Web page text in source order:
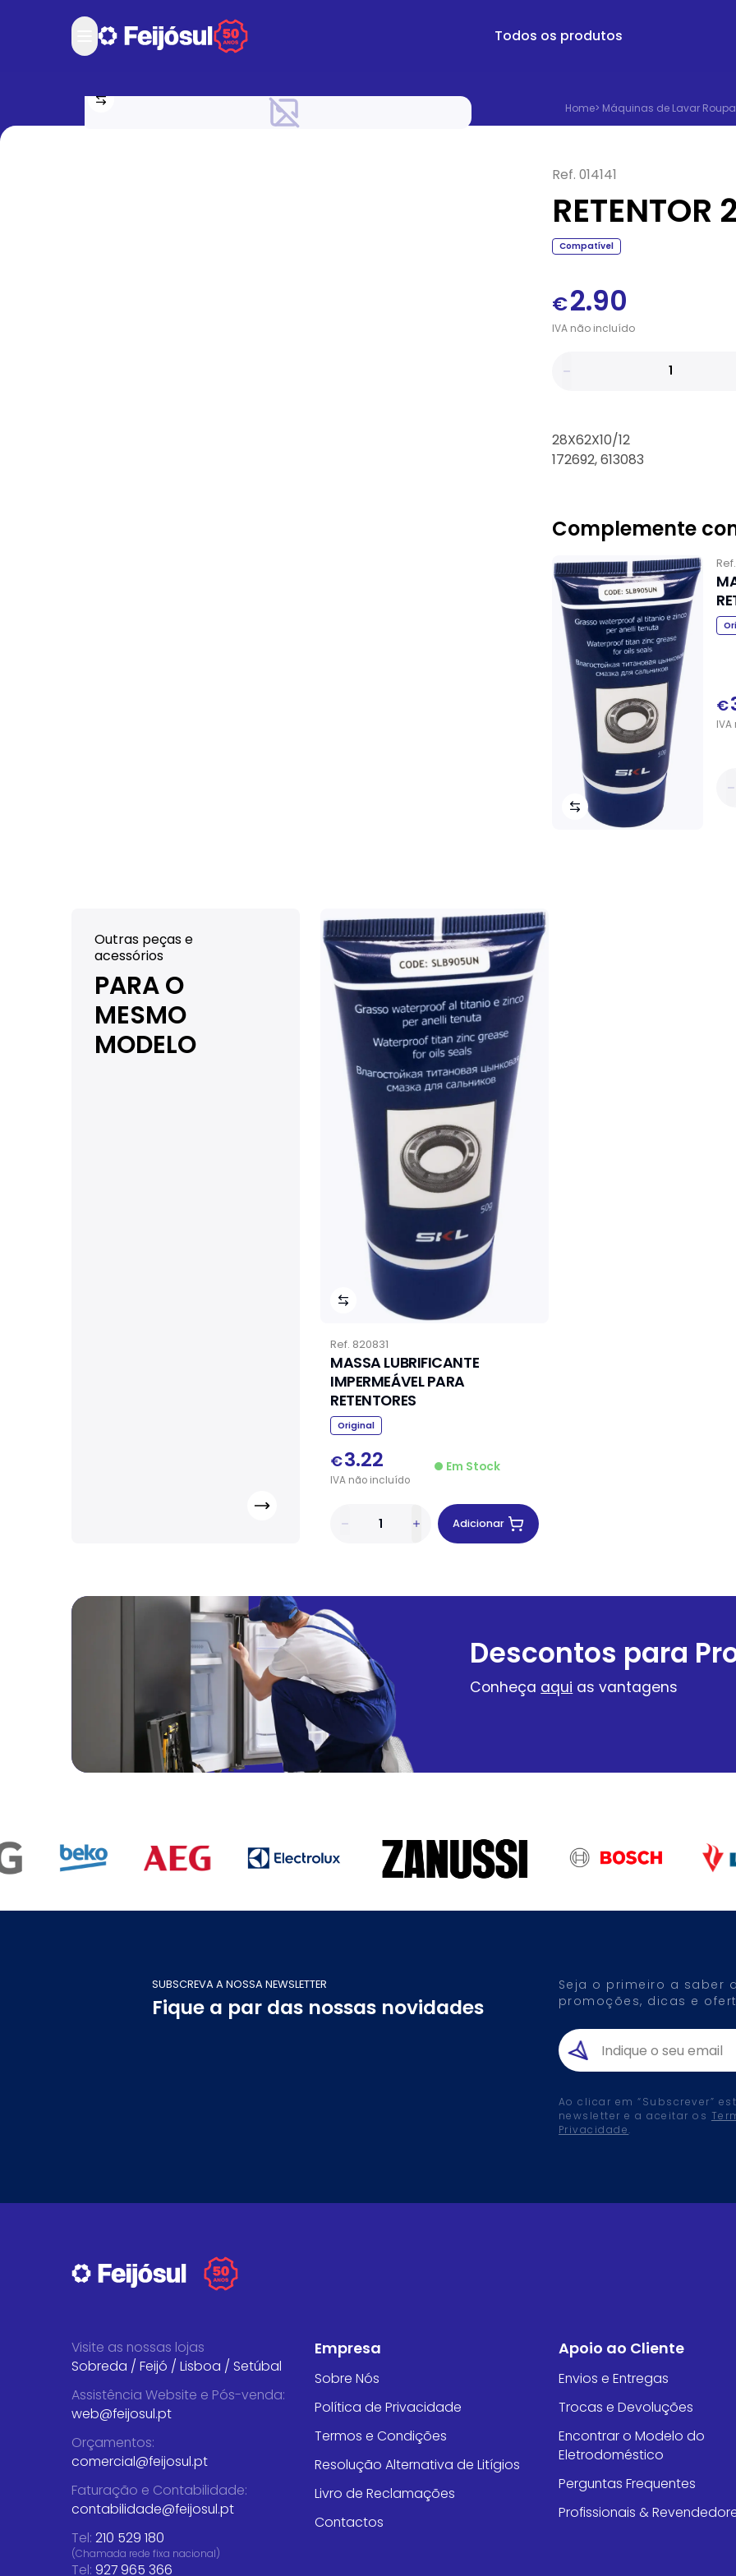
Todos os produtos
Home> Máquinas de Lavar Roupa
Ref. 014141
RETENTOR
Compatível
€2.90
IVAnãoincluído
28X62X10/12
172692, 613083
Complemente
Ref.
€
IVA
Outras peças e
acessórios
PARA O
MESMO
MODELO
Ref. 820831
MASSA LUBRIFICANTE
IMPERMEÁVEL PARA
RETENTORES
Original
€3.22
IVA não incluído
Em Stock
Adicionar
Descontos para
Conheça aqui as vantagens
SUBSCREVA A NOSSA NEWSLETTER
Fique a par das nossas novidades
Seja o primeiro a saber
promoções, dicas e
Ao clicar em “Subscrever”
newsletter e a aceitar os
Privacidade.
Visite as nossas lojas
Sobreda / Feijó / Lisboa / Setúbal
Assistência Website e Pós-venda:
web@feijosul.pt
Orçamentos:
comercial@feijosul.pt
Faturação e Contabilidade:
contabilidade@feijosul.pt
Tel: 210 529 180
(Chamada rede fixa nacional)
Tel: 927 965 366
Empresa
Sobre Nós
Política de Privacidade
Termos e Condições
Resolução Alternativa de Litígios
Livro de Reclamações
Contactos
Apoio ao Cliente
Envios e Entregas
Trocas e Devoluções
Encontrar o Modelo do
Eletrodoméstico
Perguntas Frequentes
Profissionais &